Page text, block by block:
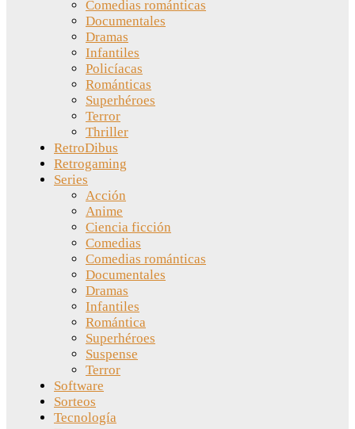
Comedias románticas
Documentales
Dramas
Infantiles
Policíacas
Románticas
Superhéroes
Terror
Thriller
RetroDibus
Retrogaming
Series
Acción
Anime
Ciencia ficción
Comedias
Comedias románticas
Documentales
Dramas
Infantiles
Romántica
Superhéroes
Suspense
Terror
Software
Sorteos
Tecnología